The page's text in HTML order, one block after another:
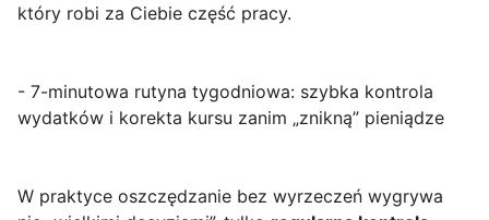
który robi za Ciebie część pracy.
- 7-minutowa rutyna tygodniowa: szybka kontrola
wydatków i korekta kursu zanim „znikną” pieniądze
W praktyce oszczędzanie bez wyrzeczeń wygrywa